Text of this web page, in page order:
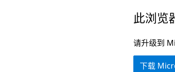
此浏览
请升级到
下载